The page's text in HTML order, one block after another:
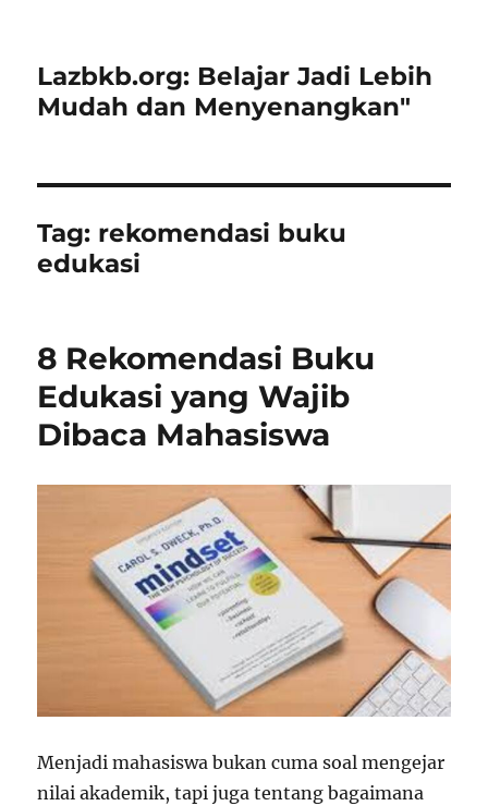
Lazbkb.org: Belajar Jadi Lebih
Mudah dan Menyenangkan"
Tag: rekomendasi buku
edukasi
8 Rekomendasi Buku
Edukasi yang Wajib
Dibaca Mahasiswa
Menjadi mahasiswa bukan cuma soal mengejar
nilai akademik, tapi juga tentang bagaimana